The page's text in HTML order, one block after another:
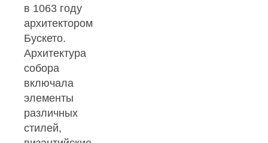
в 1063 году
архитектором
Бускето.
Архитектура
собора
включала
элементы
различных
стилей,